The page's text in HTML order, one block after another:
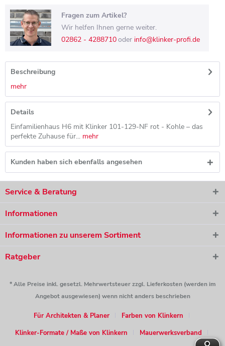
Fragen zum Artikel?
Wir helfen Ihnen gerne weiter.
02862 - 4288710oder info@klinker-profi.de
Beschreibung
mehr
Details
Einfamilienhaus H6 mit Klinker 101-129-NF rot - Kohle – das
perfekte Zuhause für... mehr
Kunden haben sich ebenfalls angesehen
Service & Beratung
Informationen
Informationen zu unserem Sortiment
Ratgeber
* Alle Preise inkl. gesetzl. Mehrwertsteuer zzgl. Lieferkosten (werden im
Angebot ausgewiesen) wenn nicht anders beschrieben
Für Architekten & Planer
Farben von Klinkern
Klinker-Formate / Maße von Klinkern
Mauerwerksverband